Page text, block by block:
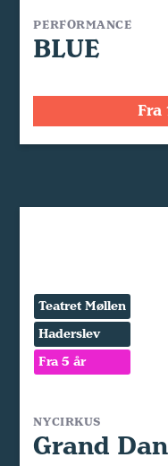
PERFORMANCE
BLUE
Fra
Teatret Møllen
Haderslev
Fra 5 år
NYCIRKUS
Grand